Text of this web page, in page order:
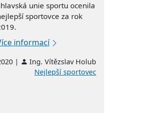
unie sportu ocenila
sportovce za rok
informací
|
Ing. Vítězslav Holub
Nejlepší sportovec